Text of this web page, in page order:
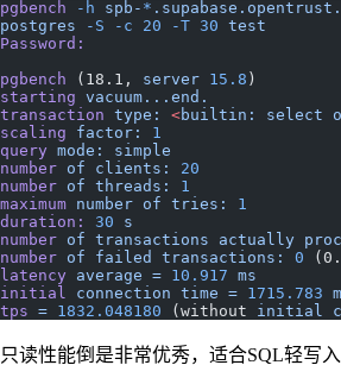
pgbench -h spb- *
postgres -S -c 20 -T 30 test
Password:
pgbench (18.1, server 15.8 )
starting vacuum...end.
transaction type: <builtin: select
scaling factor:
1
query mode:
simple
number of clients:
20
number of threads:
1
maximum number of tries:
1
duration:
30 s
number of transactions actually
number of failed transactions: 0
latency average = 10.917 ms
initial
connection time = 1715.783
tps = 1832.048180 (without initial
只读性能倒是非常优秀，适合SQL轻写入